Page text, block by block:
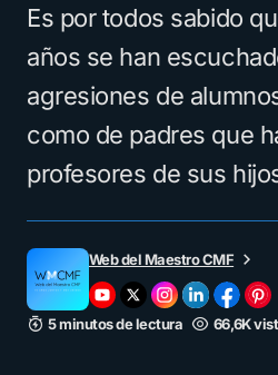
Es por todos sabido
años se han
agresiones de
como de padres que
profesores de sus
Web del Maestro CMF
5 minutos de lectura 66,6K